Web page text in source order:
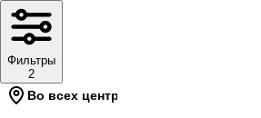
Фильтры
2
Во всех центрах